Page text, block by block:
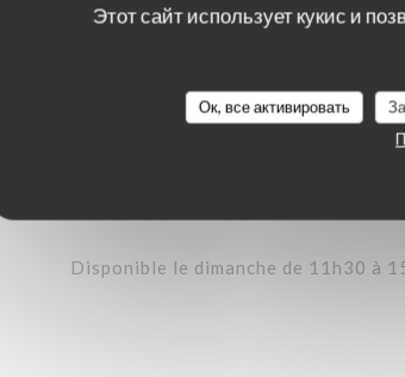
Этот сайт использует кукис и
Ок, все активировать
LE BRUNCH DU
Disponible le dimanche de 11h30 à